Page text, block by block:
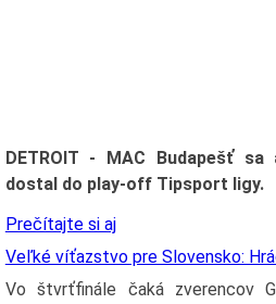
DETROIT - MAC Budapešť
dostal do play-off Tipsport ligy.
Prečítajte si aj
Veľké víťazstvo pre Slovensko:
Vo štvrťfinále čaká zverencov